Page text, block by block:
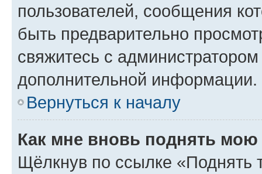
пользователей, сообщения
быть предварительно
свяжитесь с
дополнительной информации.
Вернуться к началу
Как мне вновь поднять мою
Щёлкнув по ссылке «Поднять